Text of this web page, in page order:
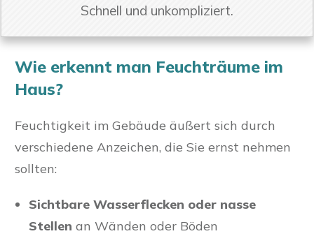
Schnell und unkompliziert.
Wie erkennt man Feuchträume im
Haus?
Feuchtigkeit im Gebäude äußert sich durch
verschiedene Anzeichen, die Sie ernst nehmen
sollten:
Sichtbare Wasserflecken oder nasse
Stellen an Wänden oder Böden